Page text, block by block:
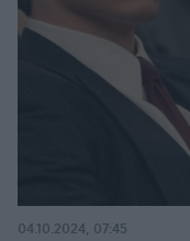
04.10.2024, 07:45